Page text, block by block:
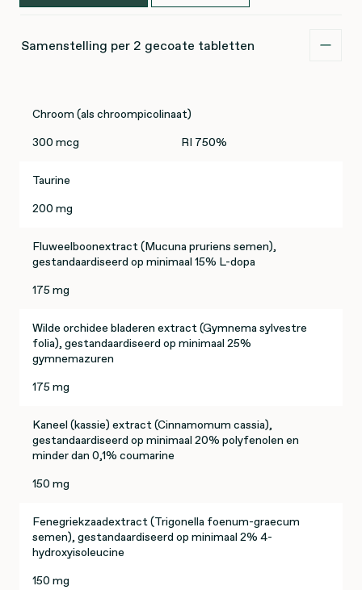
Samenstelling per 2 gecoate tabletten
Chroom (als chroompicolinaat)
300 mcg
RI 750%
Taurine
200 mg
Fluweelboonextract (Mucuna pruriens semen),
gestandaardiseerd op minimaal 15% L-dopa
175 mg
Wilde orchidee bladeren extract (Gymnema sylvestre
folia), gestandaardiseerd op minimaal 25%
gymnemazuren
175 mg
Kaneel (kassie) extract (Cinnamomum cassia),
gestandaardiseerd op minimaal 20% polyfenolen en
minder dan 0,1% coumarine
150 mg
Fenegriekzaadextract (Trigonella foenum-graecum
semen), gestandaardiseerd op minimaal 2% 4-
hydroxyisoleucine
150 mg